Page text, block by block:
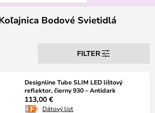
Bodové Svietidlá
FILTER
Designline Tube SLIM LED lištový
reflektor, čierny 930 – Antidark
113,00 €
Dátový list